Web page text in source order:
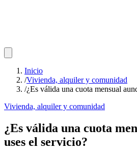
Inicio
/Vivienda, alquiler y comunidad
/¿Es válida una cuota mensual
Vivienda, alquiler y comunidad
¿Es válida una cuota
uses el servicio?